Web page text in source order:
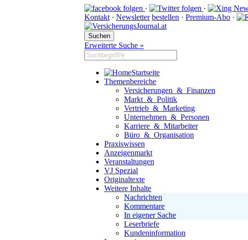
· ·
Kontakt · Newsletter bestellen · Premium-Abo ·
Erweiterte Suche »
Startseite
Themenbereiche
Versicherungen & Finanzen
Markt & Politik
Vertrieb & Marketing
Unternehmen & Personen
Karriere & Mitarbeiter
Büro & Organisation
Praxiswissen
Anzeigenmarkt
Veranstaltungen
VJ Spezial
Originaltexte
Weitere Inhalte
Nachrichten
Kommentare
In eigener Sache
Leserbriefe
Kundeninformation